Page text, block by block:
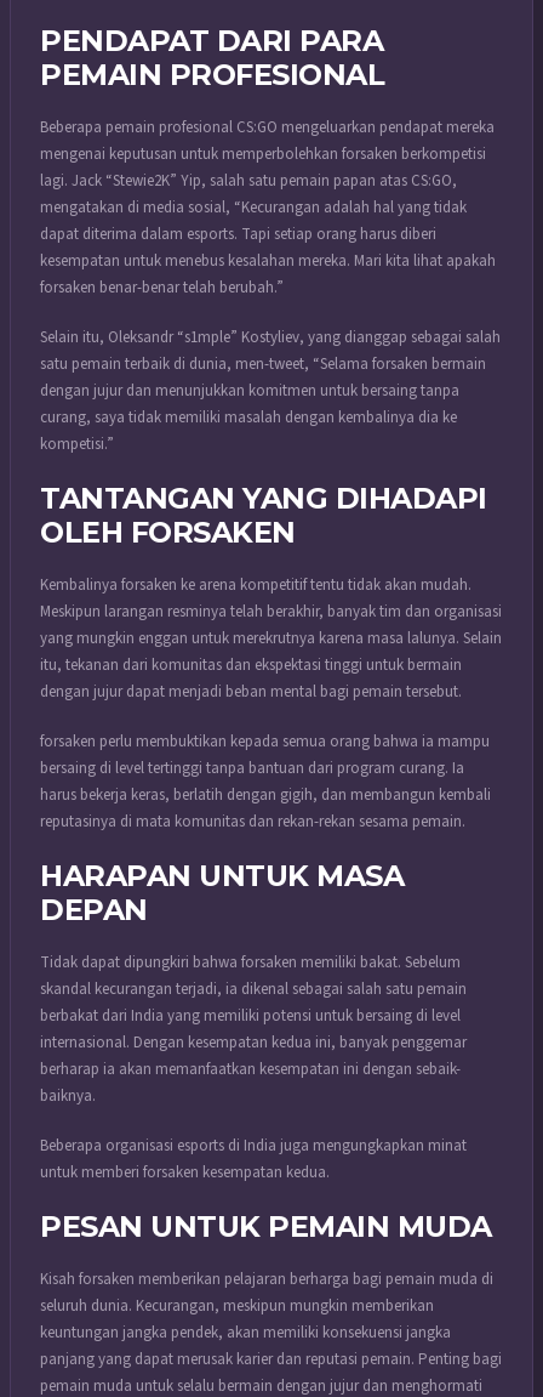
PENDAPAT DARI PARA
PEMAIN PROFESIONAL
Beberapa pemain profesional CS:GO mengeluarkan pendapat mereka
mengenai keputusan untuk memperbolehkan forsaken berkompetisi
lagi. Jack “Stewie2K” Yip, salah satu pemain papan atas CS:GO,
mengatakan di media sosial, “Kecurangan adalah hal yang tidak
dapat diterima dalam esports. Tapi setiap orang harus diberi
kesempatan untuk menebus kesalahan mereka. Mari kita lihat apakah
forsaken benar-benar telah berubah.”
Selain itu, Oleksandr “s1mple” Kostyliev, yang dianggap sebagai salah
satu pemain terbaik di dunia, men-tweet, “Selama forsaken bermain
dengan jujur dan menunjukkan komitmen untuk bersaing tanpa
curang, saya tidak memiliki masalah dengan kembalinya dia ke
kompetisi.”
TANTANGAN YANG DIHADAPI
OLEH FORSAKEN
Kembalinya forsaken ke arena kompetitif tentu tidak akan mudah.
Meskipun larangan resminya telah berakhir, banyak tim dan organisasi
yang mungkin enggan untuk merekrutnya karena masa lalunya. Selain
itu, tekanan dari komunitas dan ekspektasi tinggi untuk bermain
dengan jujur dapat menjadi beban mental bagi pemain tersebut.
forsaken perlu membuktikan kepada semua orang bahwa ia mampu
bersaing di level tertinggi tanpa bantuan dari program curang. Ia
harus bekerja keras, berlatih dengan gigih, dan membangun kembali
reputasinya di mata komunitas dan rekan-rekan sesama pemain.
HARAPAN UNTUK MASA
DEPAN
Tidak dapat dipungkiri bahwa forsaken memiliki bakat. Sebelum
skandal kecurangan terjadi, ia dikenal sebagai salah satu pemain
berbakat dari India yang memiliki potensi untuk bersaing di level
internasional. Dengan kesempatan kedua ini, banyak penggemar
berharap ia akan memanfaatkan kesempatan ini dengan sebaik-
baiknya.
Beberapa organisasi esports di India juga mengungkapkan minat
untuk memberi forsaken kesempatan kedua.
PESAN UNTUK PEMAIN MUDA
Kisah forsaken memberikan pelajaran berharga bagi pemain muda di
seluruh dunia. Kecurangan, meskipun mungkin memberikan
keuntungan jangka pendek, akan memiliki konsekuensi jangka
panjang yang dapat merusak karier dan reputasi pemain. Penting bagi
pemain muda untuk selalu bermain dengan jujur dan menghormati